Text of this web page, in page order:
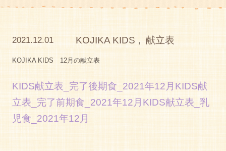
2021.12.01 KOJIKA KIDS , 献立表
KOJIKA KIDS 12月の献立表
KIDS献立表_完了後期食_2021年12月 KIDS献
立表_完了前期食_2021年12月 KIDS献立表_乳
児食_2021年12月